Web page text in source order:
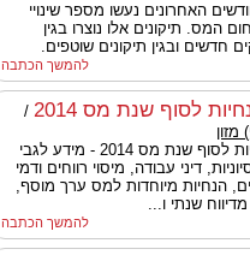
האחרונים נעשו מספר שינויי
המס. תיקונים אלו נוצרו בגין
חדשים ובגין תיקונים שוטפים.
להמשך הכתבה
לסוף שנת מס 2014
/
חוברת הנחיות לסוף שנת מס 2014 - מידע לגבי
דיני עבודה, מיסוי רווחים ודמי
הנחיות מיוחדות למס ערך מוסף,
שנתי ו...
להמשך הכתבה